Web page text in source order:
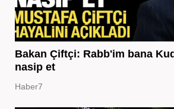
Bakan Çiftçi: Rabb'im bana
nasip et
Haber7